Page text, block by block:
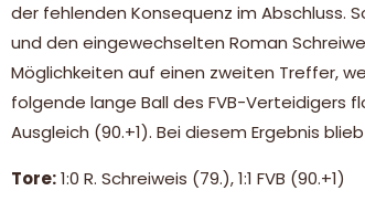
der fehlenden Konsequenz im Abschluss.
und den eingewechselten Roman
Möglichkeiten auf einen zweiten Treffer,
folgende lange Ball des FVB-Verteidigers
Ausgleich (90.+1). Bei diesem Ergebnis
Tore:1:0 R. Schreiweis (79.), 1:1 FVB (90.+1)